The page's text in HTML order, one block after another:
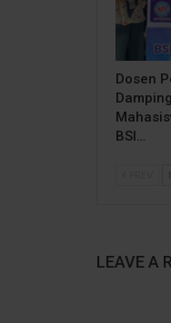
Dosen
BSI…
LEAVE A